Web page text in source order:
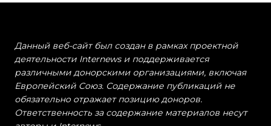
Данный веб-сайт был создан в рамках проектной
деятельности Internews и поддерживается
различными донорскими организациями, включая
Европейский Союз. Содержание публикаций не
обязательно отражает позицию доноров.
Ответственность за содержание материалов несут